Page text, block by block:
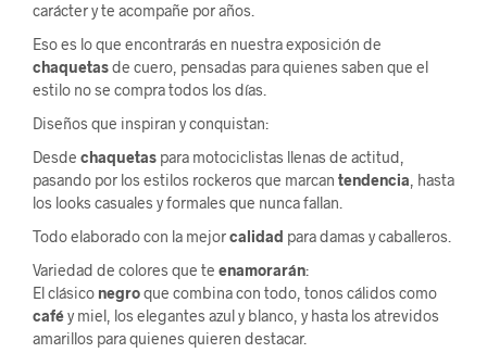
carácter y te acompañe por años.
Eso es lo que encontrarás en nuestra exposición de
chaquetasde cuero, pensadas para quienes saben que el
estilo no se compra todos los días.
Diseños que inspiran y conquistan:
Desde chaquetas para motociclistas llenas de actitud,
pasando por los estilos rockeros que marcan tendencia , hasta
los looks casuales y formales que nunca fallan.
Todo elaborado con la mejorcalidad para damas y caballeros.
Variedad de colores que te enamorarán:
El clásico negroque combina con todo, tonos cálidos como
caféy miel, los elegantes azul y blanco, y hasta los atrevidos
amarillos para quienes quieren destacar.